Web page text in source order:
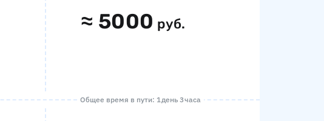
≈ 5000 руб.
Общее время в пути: 1 день 3 часа